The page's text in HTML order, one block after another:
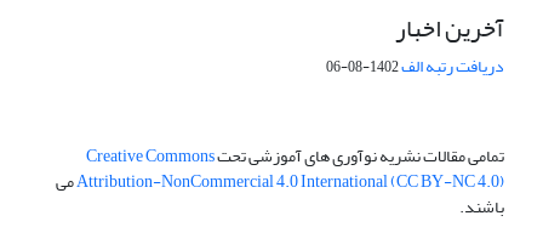
آخرین اخبار
دریافت رتبه الف1402-08-06
تمامی مقالات نشریه نوآوری های آموزشی تحتCreative Commons
Attribution-NonCommercial 4.0 International (CC BY-NC 4.0)می
باشند.